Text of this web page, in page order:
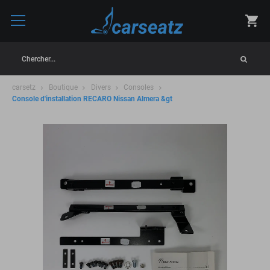
Chercher...
carsetz Boutique Divers
Consoles
Console d'installation RECARO Nissan Almera &gt